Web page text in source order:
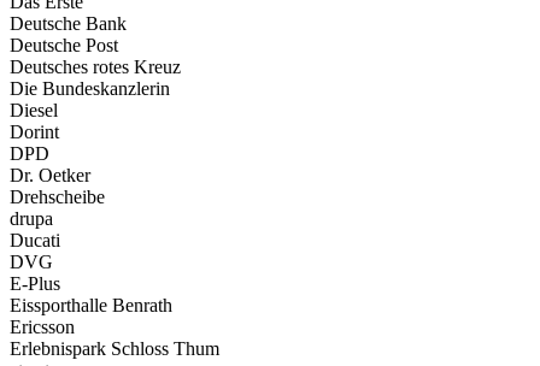
Deutsche Bank
Deutsche Post
Deutsches rotes Kreuz
Die Bundeskanzlerin
Diesel
Dorint
DPD
Dr. Oetker
Drehscheibe
drupa
Ducati
DVG
E-Plus
Eissporthalle Benrath
Ericsson
Erlebnispark Schloss Thum